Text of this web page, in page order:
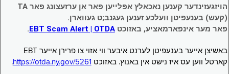
הויזגעזינדער קענען נאכאלץ אפּלייען פאר אן ערזעצונג פאר TA
(קעש) בענעפיטן וועלכע זענען געגנב;ט געווארן.
פאר מער אינפארמאציע, באזוכטEBT Scam Alert | OTDA
.
באשיצן אייער בענעפיטן לערנט איבער ווי אזוי צו פרירן אייער EBT
קארטל ווען עס איז נישט אין באנוץ. באזוכט https://otda.ny.gov/5261
.